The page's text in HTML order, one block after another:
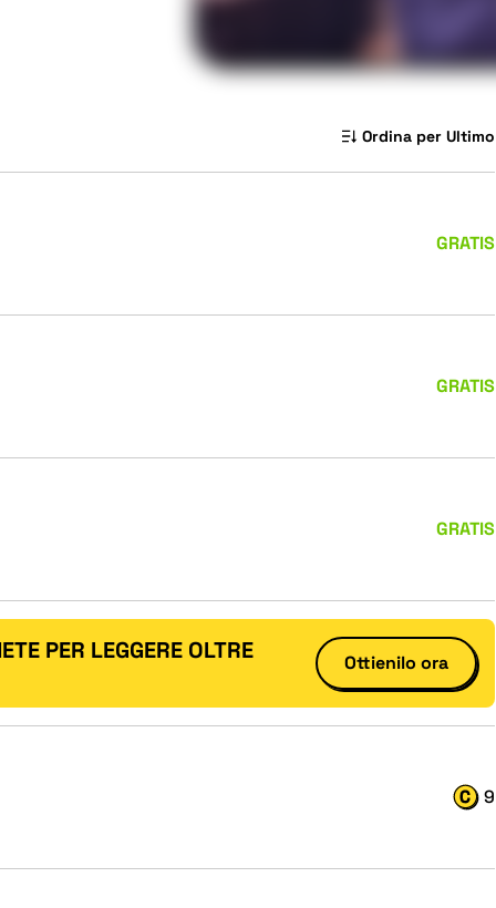
Ordina per Ultimo
GRATIS
GRATIS
GRATIS
PER LEGGERE OLTRE
Ottienilo ora
9